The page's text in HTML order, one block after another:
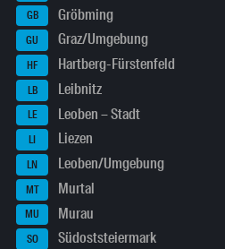
GB Gröbming
GU Graz/Umgebung
HF Hartberg-Fürstenfeld
LB Leibnitz
LE Leoben – Stadt
LI Liezen
LN Leoben/Umgebung
MT Murtal
MU Murau
SO Südoststeiermark